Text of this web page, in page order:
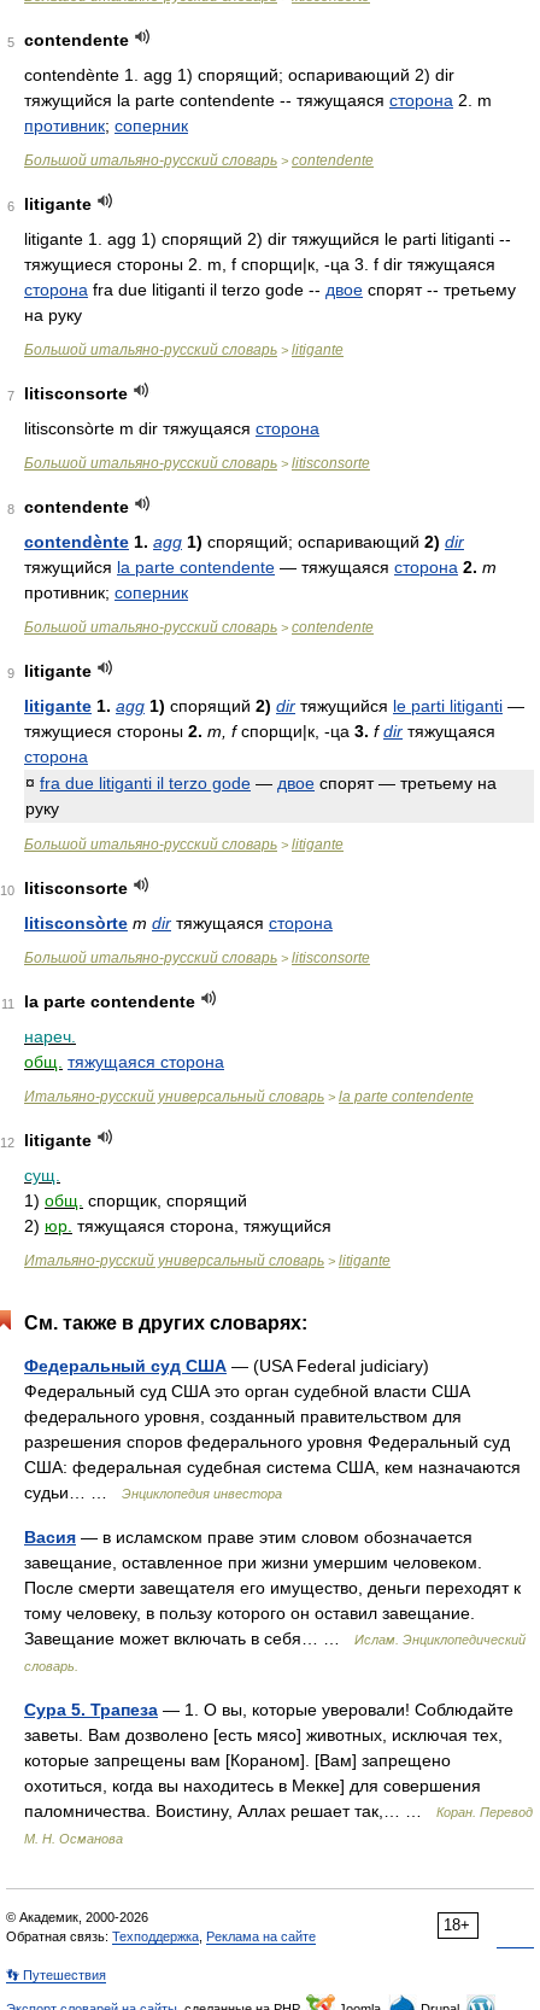
5
contendente
contendènte 1. agg 1) спорящий; оспаривающий 2) dir
тяжущийся la parte contendente -- тяжущаяся сторона 2. m
противник; соперник
Большой итальяно-русский словарь > contendente
6
litigante
litigante 1. agg 1) спорящий 2) dir тяжущийся le parti litiganti --
тяжущиеся стороны 2. m, f спорщи|к, -ца 3. f dir тяжущаяся
сторона fra due litiganti il terzo gode -- двое спорят -- третьему
на руку
Большой итальяно-русский словарь > litigante
7
litisconsorte
litisconsòrte m dir тяжущаяся сторона
Большой итальяно-русский словарь > litisconsorte
8
contendente
contendènte 1. agg 1) спорящий; оспаривающий 2) dir
тяжущийся la parte contendente — тяжущаяся сторона 2. m
противник; соперник
Большой итальяно-русский словарь > contendente
9
litigante
litigante 1. agg 1) спорящий 2) dir тяжущийся le parti litiganti —
тяжущиеся стороны 2. m f спорщи|к, -ца 3. f dir тяжущаяся
сторона
¤ fra due litiganti il terzo gode — двое спорят — третьему на
руку
Большой итальяно-русский словарь > litigante
10
litisconsorte
litisconsòrte m dir тяжущаяся сторона
Большой итальяно-русский словарь > litisconsorte
11
la parte contendente
нареч.
общ. тяжущаяся сторона
Итальяно-русский универсальный словарь > la parte contendente
12
litigante
сущ.
1) общ. спорщик, спорящий
2) юр. тяжущаяся сторона, тяжущийся
Итальяно-русский универсальный словарь > litigante
См. также в других словарях:
Федеральный суд США — (USA Federal judiciary)
Федеральный суд США это орган судебной власти США
федерального уровня, созданный правительством для
разрешения споров федерального уровня Федеральный суд
США: федеральная судебная система США, кем назначаются
судьи… …
Энциклопедия инвестора
Васия — в исламском праве этим словом обозначается
завещание, оставленное при жизни умершим человеком.
После смерти завещателя его имущество, деньги переходят к
тому человеку, в пользу которого он оставил завещание.
Завещание может включать в себя… …
Ислам. Энциклопедический
словарь.
Сура 5. Трапеза — 1. О вы, которые уверовали! Соблюдайте
заветы. Вам дозволено [есть мясо] животных, исключая тех,
которые запрещены вам [Кораном]. [Вам] запрещено
охотиться, когда вы находитесь в Мекке] для совершения
паломничества. Воистину, Аллах решает так,… …
Коран. Перевод
М. Н. Османова
18+
© Академик, 2000-2026
Обратная связь: Техподдержка Реклама на сайте
👣 Путешествия